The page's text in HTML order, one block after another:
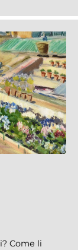
Come li